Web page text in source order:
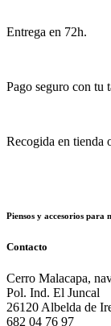
Entrega en 72h.
Pago seguro con tu
Recogida en tienda
Piensos y accesorios para
Contacto
Cerro Malacapa,
Pol. Ind. El Juncal
26120 Albelda de
682 04 76 97